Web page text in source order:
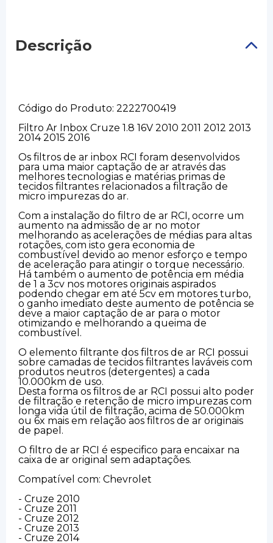
Descrição
Código do Produto: 2222700419
Filtro Ar Inbox Cruze 1.8 16V 2010 2011 2012 2013
2014 2015 2016
Os filtros de ar inbox RCI foram desenvolvidos
para uma maior captação de ar através das
melhores tecnologias e matérias primas de
tecidos filtrantes relacionados a filtração de
micro impurezas do ar.
Com a instalação do filtro de ar RCI, ocorre um
aumento na admissão de ar no motor
melhorando as acelerações de médias para altas
rotações, com isto gera economia de
combustível devido ao menor esforço e tempo
de aceleração para atingir o torque necessário.
Há também o aumento de potência em média
de 1 a 3cv nos motores originais aspirados
podendo chegar em até 5cv em motores turbo,
o ganho imediato deste aumento de potência se
deve a maior captação de ar para o motor
otimizando e melhorando a queima de
combustível.
O elemento filtrante dos filtros de ar RCI possui
sobre camadas de tecidos filtrantes laváveis com
produtos neutros (detergentes) a cada
10.000km de uso.
Desta forma os filtros de ar RCI possui alto poder
de filtração e retenção de micro impurezas com
longa vida útil de filtração, acima de 50.000km
ou 6x mais em relação aos filtros de ar originais
de papel.
O filtro de ar RCI é especifico para encaixar na
caixa de ar original sem adaptações.
Compatível com: Chevrolet
- Cruze 2010
- Cruze 2011
- Cruze 2012
- Cruze 2013
- Cruze 2014